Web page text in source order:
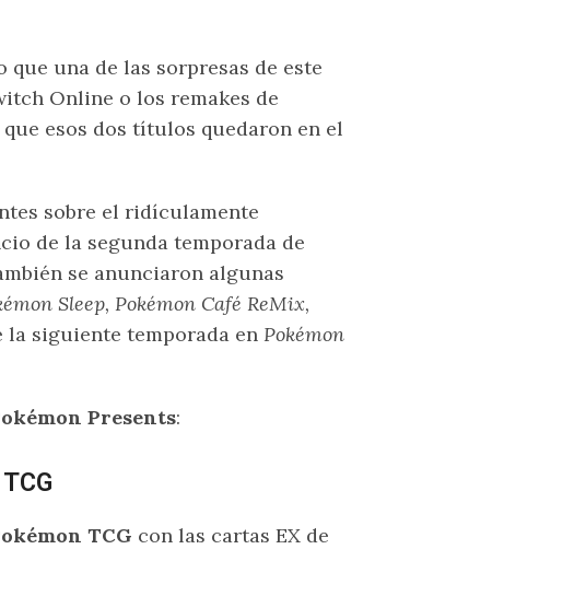
que una de las sorpresas de este
Online o los remakes de
esos dos títulos quedaron en el
sobre el ridículamente
de la segunda temporada de
se anunciaron algunas
Sleep, Pokémon Café ReMix,
la siguiente temporada en Pokémon
Presents:
TCG con las cartas EX de